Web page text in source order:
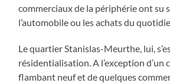
commerciaux de la périphérie ont su
l’automobile ou les achats du
Le quartier Stanislas-Meurthe, lui,
résidentialisation. A l’exception d’un
flambant neuf et de quelques